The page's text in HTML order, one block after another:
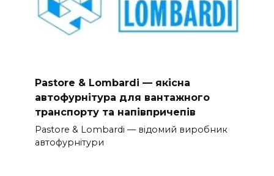
Pastore & Lombardi — якісна
автофурнітура для вантажного
транспорту та напівпричепів
Pastore & Lombardi — відомий виробник
автофурнітури